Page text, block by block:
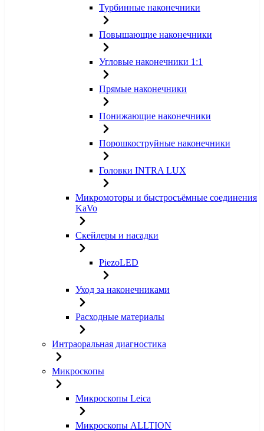
Турбинные наконечники
Повышающие наконечники
Угловые наконечники 1:1
Прямые наконечники
Понижающие наконечники
Порошкоструйные наконечники
Головки INTRA LUX
Микромоторы и быстросъёмные соединения
KaVo
Скейлеры и насадки
PiezoLED
Уход за наконечниками
Расходные материалы
Интраоральная диагностика
Микроскопы
Микроскопы Leica
Микроскопы ALLTION